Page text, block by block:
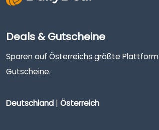
Deals & Gutscheine
Sparen auf Österreichs größte
Gutscheine.
Deutschland | Österreich